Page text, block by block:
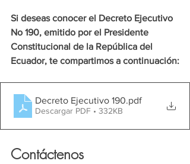
Si deseas conocer el Decreto Ejecutivo
No 190, emitido por el Presidente
Constitucional de la República del
Ecuador, te compartimos a continuación:
Decreto Ejecutivo 190.pdf
Descargar PDF • 332KB
Contáctenos